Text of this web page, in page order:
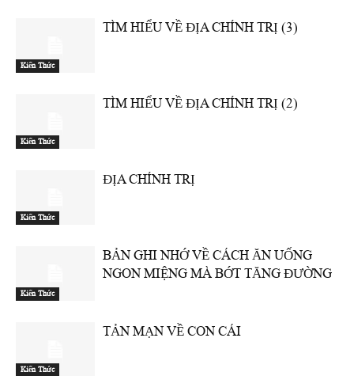
Kiến Thức
TÌM HIỂU VỀ ĐỊA CHÍNH TRỊ (3)
Kiến Thức
TÌM HIỂU VỀ ĐỊA CHÍNH TRỊ (2)
Kiến Thức
ĐỊA CHÍNH TRỊ
Kiến Thức
BẢN GHI NHỚ VỀ CÁCH ĂN UỐNG
NGON MIỆNG MÀ BỚT TĂNG ĐƯỜNG
Kiến Thức
TẢN MẠN VỀ CON CÁI